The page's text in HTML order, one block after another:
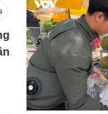
nghiệp
tin doanh nghiệp
nghiệp 24h
nhân
đồng